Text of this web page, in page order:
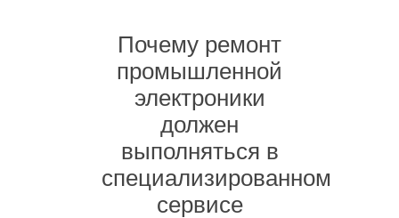
Почему ремонт
промышленной
электроники
должен
выполняться в
специализированном
сервисе